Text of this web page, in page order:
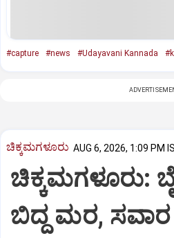
#capture #news #Udayavani Kannada
ಚಿಕ್ಕಮಗಳೂರು AUG 6, 2026, 1:09 PM
ಚಿಕ್ಕಮಗಳೂರು:
ಬಿದ್ದ ಮರ,